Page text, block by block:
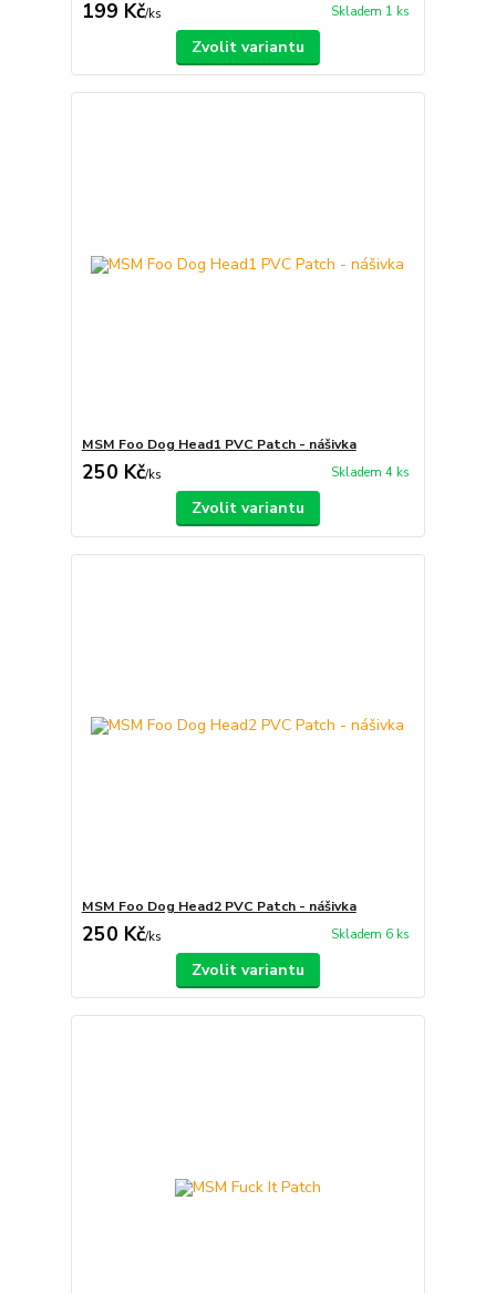
199 Kč/ks Skladem 1 ks
Zvolit variantu
MSM Foo Dog Head1 PVC Patch - nášivka
250 Kč/ks Skladem 4 ks
Zvolit variantu
MSM Foo Dog Head2 PVC Patch - nášivka
250 Kč/ks Skladem 6 ks
Zvolit variantu